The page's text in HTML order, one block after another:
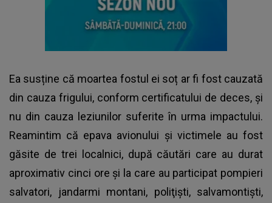
Ea susține că moartea fostul ei soț ar fi fost cauzată
din cauza frigului, conform certificatului de deces, și
nu din cauza leziunilor suferite în urma impactului.
Reamintim că epava avionului şi victimele au fost
găsite de trei localnici, după căutări care au durat
aproximativ cinci ore şi la care au participat pompieri
salvatori, jandarmi montani, poliţişti, salvamontişti,